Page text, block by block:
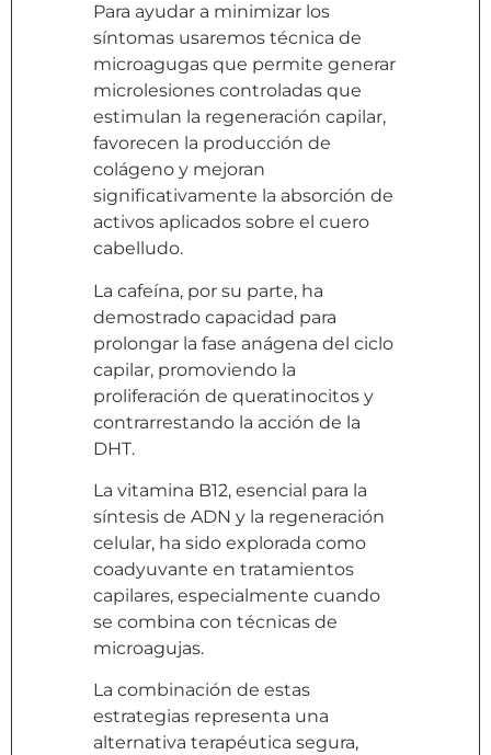
Para ayudar a minimizar los
síntomas usaremos técnica de
microagugas que permite generar
microlesiones controladas que
estimulan la regeneración capilar,
favorecen la producción de
colágeno y mejoran
significativamente la absorción de
activos aplicados sobre el cuero
cabelludo.
La cafeína, por su parte, ha
demostrado capacidad para
prolongar la fase anágena del ciclo
capilar, promoviendo la
proliferación de queratinocitos y
contrarrestando la acción de la
DHT.
La vitamina B12, esencial para la
síntesis de ADN y la regeneración
celular, ha sido explorada como
coadyuvante en tratamientos
capilares, especialmente cuando
se combina con técnicas de
microagujas.
La combinación de estas
estrategias representa una
alternativa terapéutica segura,